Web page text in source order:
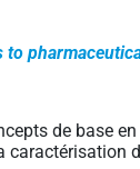
to
de base
caractérisation